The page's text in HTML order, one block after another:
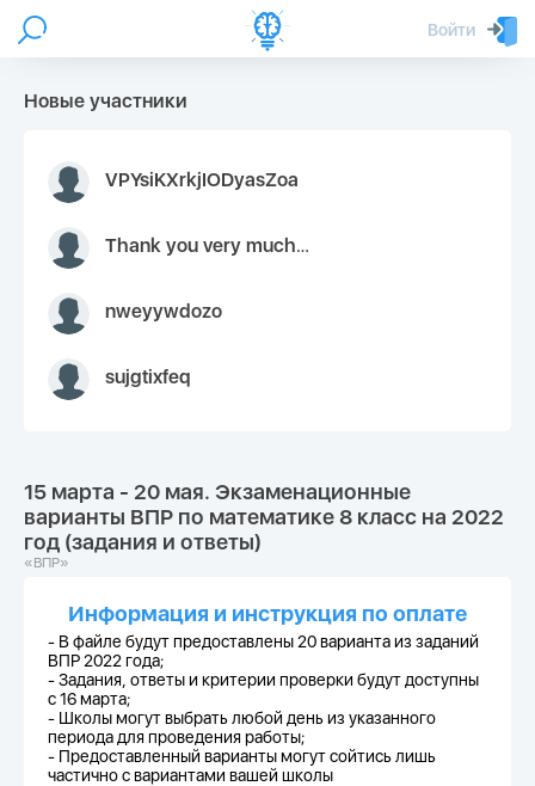
Войти
Новые участники
VPYsiKXrkjIODyasZoa
Thank you very much for your inquiry We appreciate you 9126052 https://youtube.com faceapple !
nweyywdozo
sujgtixfeq
15 марта - 20 мая. Экзаменационные
варианты ВПР по математике 8 класс на 2022
год (задания и ответы)
«ВПР»
Информация и инструкция по оплате
- В файле будут предоставлены 20 варианта из заданий
ВПР 2022 года;
-Задания, ответы и критерии проверки будут доступны
с 16 марта;
- Школы могут выбрать любой день из указанного
периода для проведения работы;
- Предоставленный варианты могут сойтись лишь
частично с вариантами вашей школы